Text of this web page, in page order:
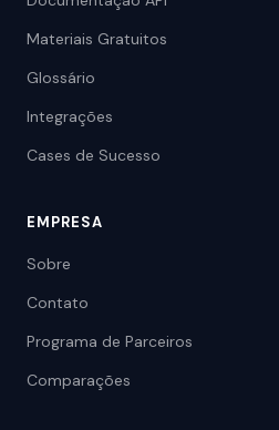
Materiais Gratuitos
Glossário
Integrações
Cases de Sucesso
EMPRESA
Sobre
Contato
Programa de Parceiros
Comparações